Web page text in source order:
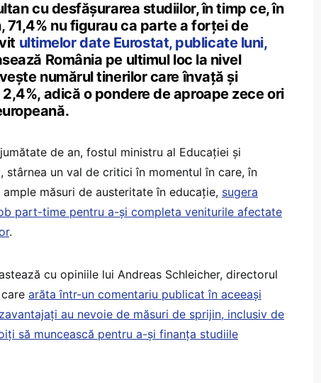
cu desfășurarea studiilor, în timp ce, în
71,4% nu figurau ca parte a forței de
ultimelor date Eurostat, publicate luni,
România pe ultimul loc la nivel
numărul tinerilor care învață și
adică o pondere de aproape zece ori
de an, fostul ministru al Educației și
stârnea un val de critici în momentul în care, în
măsuri de austeritate în educație, sugera
part-time pentru a-și completa veniturile afectate
.
cu opiniile lui Andreas Schleicher, directorul
arăta într-un comentariu publicat în aceeași
au nevoie de măsuri de sprijin, inclusiv de
să muncească pentru a-și finanța studiile